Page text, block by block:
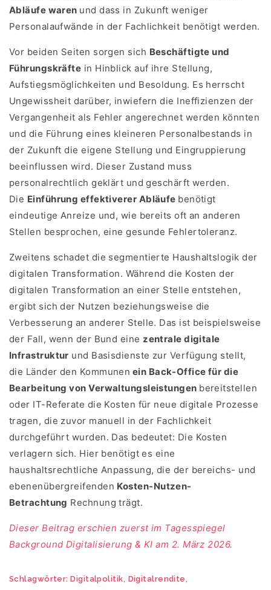
Abläufe waren und dass in Zukunft weniger
Personalaufwände in der Fachlichkeit benötigt werden.
Vor beiden Seiten sorgen sich Beschäftigte und
Führungskräfte in Hinblick auf ihre Stellung,
Aufstiegsmöglichkeiten und Besoldung. Es herrscht
Ungewissheit darüber, inwiefern die Ineffizienzen der
Vergangenheit als Fehler angerechnet werden könnten
und die Führung eines kleineren Personalbestands in
der Zukunft die eigene Stellung und Eingruppierung
beeinflussen wird. Dieser Zustand muss
personalrechtlich geklärt und geschärft werden.
Die Einführung effektiverer Abläufe benötigt
eindeutige Anreize und, wie bereits oft an anderen
Stellen besprochen, eine gesunde Fehlertoleranz.
Zweitens schadet die segmentierte Haushaltslogik der
digitalen Transformation. Während die Kosten der
digitalen Transformation an einer Stelle entstehen,
ergibt sich der Nutzen beziehungsweise die
Verbesserung an anderer Stelle. Das ist beispielsweise
der Fall, wenn der Bund einezentrale digitale
Infrastruktur und Basisdienste zur Verfügung stellt,
die Länder den Kommunen ein Back-Office für die
Bearbeitung von Verwaltungsleistungen bereitstellen
oder IT-Referate die Kosten für neue digitale Prozesse
tragen, die zuvor manuell in der Fachlichkeit
durchgeführt wurden. Das bedeutet: Die Kosten
verlagern sich. Hier benötigt es eine
haushaltsrechtliche Anpassung, die der bereichs- und
ebenenübergreifenden Kosten-Nutzen-
Betrachtung Rechnung trägt.
Dieser Beitrag erschien zuerst im Tagesspiegel
Background Digitalisierung & KI am 2. März 2026.
Schlagwörter:Digitalpolitik, Digitalrendite ,